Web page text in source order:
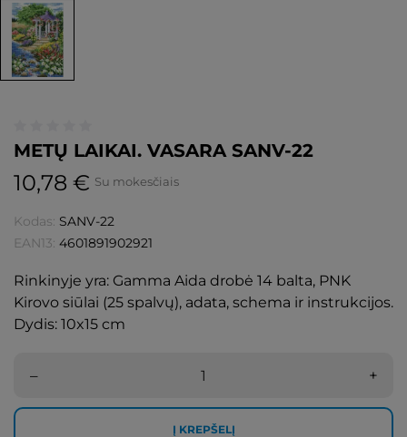
METŲ LAIKAI. VASARA SANV-22
10,78 € Su mokesčiais
Kodas: SANV-22
EAN13: 4601891902921
Rinkinyje yra: Gamma Aida drobė 14 balta, PNK
Kirovo siūlai (25 spalvų), adata, schema ir instrukcijos.
Dydis: 10x15 cm
– +
Į KREPŠELĮ